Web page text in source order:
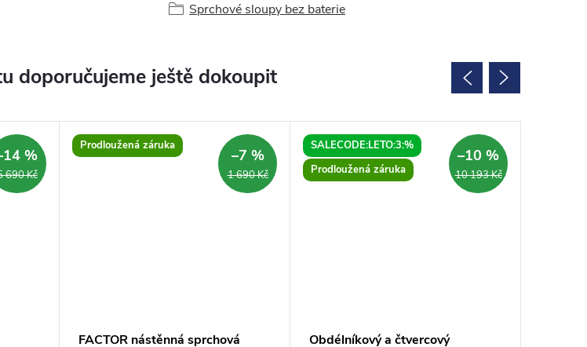
Sprchové sloupy bez baterie
doporučujeme ještě dokoupit
690 Kč
%
Prodloužená záruka
1 690 Kč
–7 %
FACTOR nástěnná sprchová
SALECODE:LETO:3:%
Prodloužená záruka
10 193 Kč
–10 %
Obdélníkový a čtvercový